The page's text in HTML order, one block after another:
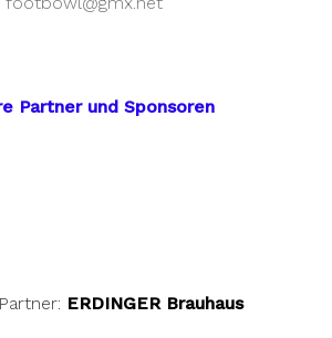
Partner und Sponsoren
ERDINGER Brauhaus